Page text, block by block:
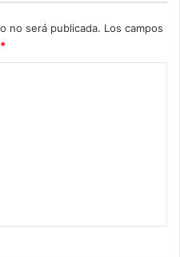
no será publicada. Los campos
*